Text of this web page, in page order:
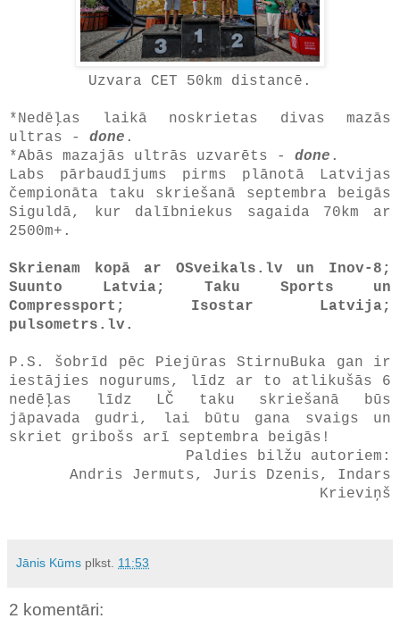
Uzvara CET 50km distancē.
*Nedēļas laikā noskrietas divas mazās
ultras - done .
*Abās mazajās ultrās uzvarēts - done .
Labs pārbaudījums pirms plānotā Latvijas
čempionāta taku skriešanā septembra beigās
Siguldā, kur dalībniekus sagaida 70km ar
2500m+.
Skrienam kopā ar OSveikals.lv un Inov-8;
Suunto Latvia; Taku Sports un
Compressport; Isostar Latvija;
pulsometrs.lv.
P.S. šobrīd pēc Piejūras StirnuBuka gan ir
iestājies nogurums, līdz ar to atlikušās 6
nedēļas līdz LČ taku skriešanā būs
jāpavada gudri, lai būtu gana svaigs un
skriet gribošs arī septembra beigās!
Paldies bilžu autoriem:
Andris Jermuts, Juris Dzenis, Indars
Krieviņš
Jānis Kūms plkst. 11:53
2 komentāri: